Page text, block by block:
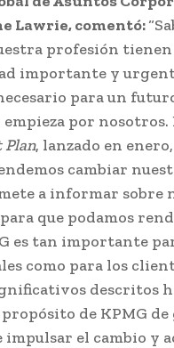
Lawrie, comentó:
profesión
importante y
para un
empieza por
Plan, lanzado en
cambiar
a informar sobre
que podamos
es tan importante
como para los
descritos
propósito de KPMG
impulsar el cambio y